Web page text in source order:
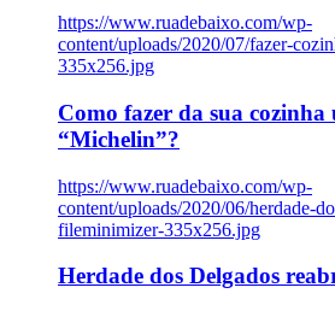
https://www.ruadebaixo.com/wp-
content/uploads/2020/07/fazer-
335x256.jpg
Como fazer da sua
“Michelin”?
https://www.ruadebaixo.com/wp-
content/uploads/2020/06/herdade-
fileminimizer-335x256.jpg
Herdade dos Delgados